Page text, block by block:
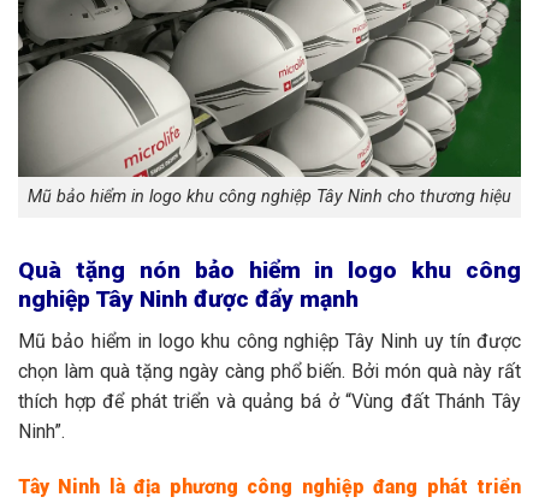
Mũ bảo hiểm in logo khu công nghiệp Tây Ninh cho thương hiệu
Quà tặng nón bảo hiểm in logo khu công
nghiệp Tây Ninh được đẩy mạnh
Mũ bảo hiểm in logo khu công nghiệp Tây Ninh uy tín được
chọn làm quà tặng ngày càng phổ biến. Bởi món quà này rất
thích hợp để phát triển và quảng bá ở “Vùng đất Thánh Tây
Ninh”.
Tây Ninh là địa phương công nghiệp đang phát triển